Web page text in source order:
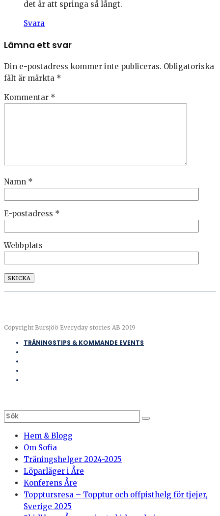
det är att springa så långt.
Svara
Lämna ett svar
Din e-postadress kommer inte publiceras. Obligatoriska
fält är märkta *
Kommentar *
Namn *
E-postadress *
Webbplats
Copyright Bursjöö Everyday stories AB 2019
TRÄNINGSTIPS & KOMMANDE EVENTS
Hem & Blogg
Om Sofia
Träningshelger 2024-2025
Löparläger i Åre
Konferens Åre
Topptursresa – Topptur och offpisthelg för tjejer,
Sverige 2025